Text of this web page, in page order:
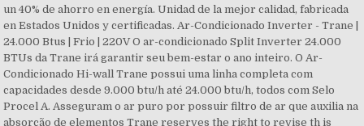
un 40% de ahorro en energía. Unidad de la mejor calidad, fabricada
en Estados Unidos y certificadas. Ar-Condicionado Inverter - Trane |
24.000 Btus | Frio | 220V O ar-condicionado Split Inverter 24.000
BTUs da Trane irá garantir seu bem-estar o ano inteiro. O Ar-
Condicionado Hi-wall Trane possui uma linha completa com
capacidades desde 9.000 btu/h até 24.000 btu/h, todos com Selo
Procel A. Asseguram o ar puro por possuir filtro de ar que auxilia na
absorção de elementos Trane reserves the right to revise th is